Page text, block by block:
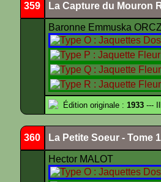
359 La Capture du Mouron
Baronne Emmuska
Édition originale : 1933 ---
360 La Petite Soeur - Tome 1
Hector MALOT